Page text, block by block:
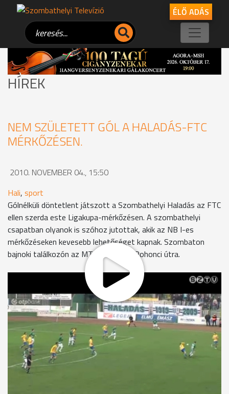
ÉLŐ ADÁS
HÍREK
NEM SZÜLETETT GÓL A HALADÁS-FTC
MÉRKŐZÉSEN.
2010. NOVEMBER 04., 15:50
Hali, sport
Gólnélküli döntetlent játszott a Szombathelyi Haladás az FTC
ellen szerda este Ligakupa-mérkőzésen. A szombathelyi
csapatban olyanok is szóhoz jutottak, akik az NB I-es
mérkőzéseken kevesebb lehetőséget kapnak. Szombaton
bajnoki találkozón az MTK látogat a Rohonci útra.
Csütörtök délelőtt regeneráló edzés szerepelt a programban,
ezen részt vettek a szerdai meccsen pályára lépők és a
pihenőt kapott játékosok is. Az edzés végén egyénileg
gyakorolták a kapuralövéseket a játékosok. Aczél Zoltán
vezetőedző az eredménnyel és a mutatott játékkal is
elégedett. Azt mondja, az Üllői úton mindig bravúr a
pontszerzés. A tegnapi Ligakupa-mérkőzésen lehetőséget
kaptak az Akadémián játszó fiatalok is, akik nem okoztak
csalódást. A Haladás két forduló után 4 ponttal vezeti a